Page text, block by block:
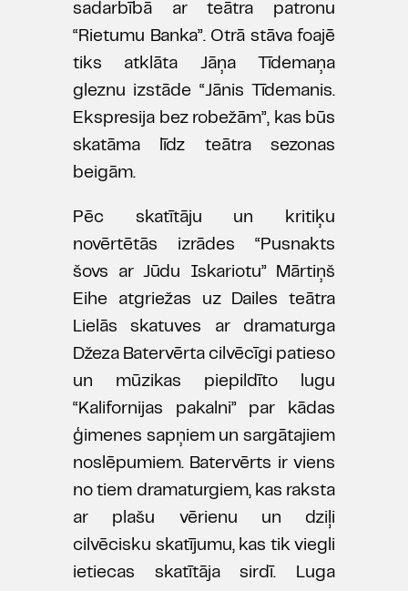
sadarbībā ar teātra patronu
“Rietumu Banka”. Otrā stāva foajē
tiks atklāta Jāņa Tīdemaņa
gleznu izstāde “Jānis Tīdemanis.
Ekspresija bez robežām”, kas būs
skatāma līdz teātra sezonas
beigām.
Pēc skatītāju un kritiķu
novērtētās izrādes “Pusnakts
šovs ar Jūdu Iskariotu” Mārtiņš
Eihe atgriežas uz Dailes teātra
Lielās skatuves ar dramaturga
Džeza Batervērta cilvēcīgi patieso
un mūzikas piepildīto lugu
“Kalifornijas pakalni” par kādas
ģimenes sapņiem un sargātajiem
noslēpumiem. Batervērts ir viens
no tiem dramaturgiem, kas raksta
ar plašu vērienu un dziļi
cilvēcisku skatījumu, kas tik viegli
ietiecas skatītāja sirdī. Luga